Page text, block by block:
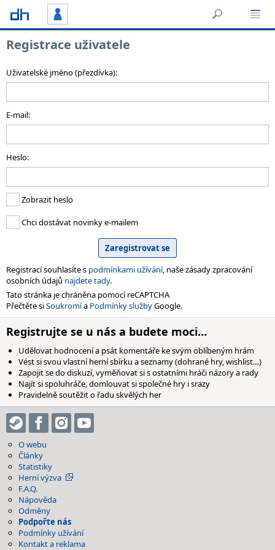
Registrace uživatele
Uživatelské jméno (přezdívka):
E-mail:
Heslo:
Zobrazit heslo
Chci dostávat novinky e-mailem
Registrací souhlasíte s podmínkami užívání, naše zásady zpracování
osobních údajů najdete tady.
Tato stránka je chráněna pomocí reCAPTCHA
Přečtěte siSoukromía Podmínky službyGoogle.
Registrujte se u nás a budete moci…
Udělovat hodnocení a psát komentáře ke svým oblíbeným hrám
Vést si svou vlastní herní sbírku a seznamy (dohrané hry, wishlist…)
Zapojit se do diskuzí, vyměňovat si s ostatními hráči názory a rady
Najít si spoluhráče, domlouvat si společné hry i srazy
Pravidelně soutěžit o řadu skvělých her
O webu
Články
Statistiky
Herní výzva
F.A.Q.
Nápověda
Odměny
Podpořte nás
Podmínky užívání
Kontakt a reklama